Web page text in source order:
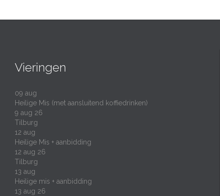
Vieringen
09 aug
Heilige Mis (met aansluitend koffiedrinken)
9 aug 26
Tilburg
12 aug
Heilige Mis + aanbidding
12 aug 26
Tilburg
13 aug
Heilige mis + aanbidding
13 aug 26